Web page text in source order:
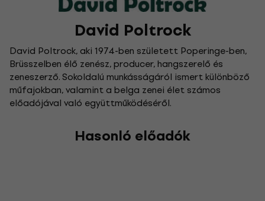
David Poltrock
David Poltrock, aki 1974-ben született Poperinge-ben,
Brüsszelben élő zenész, producer, hangszerelő és
zeneszerző. Sokoldalú munkásságáról ismert különböző
műfajokban, valamint a belga zenei élet számos
előadójával való együttműködéséről.
Hasonló előadók